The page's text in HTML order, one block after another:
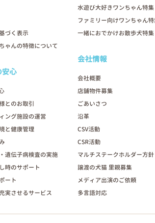
づく表示
ゃんの特徴について
心
とのお取引
ング施設の運営
と健康管理
遺伝子病検査の実施
時のサポート
ート
実させるサービス
水遊び大好きワンちゃん特集
ファミリー向けワンちゃん
一緒におでかけお散歩犬特集
会社情報
会社概要
店舗物件募集
ごあいさつ
沿革
CSV活動
CSR活動
マルチステークホルダー方針
譲渡の犬猫 里親募集
メディア出演のご依頼
多言語対応